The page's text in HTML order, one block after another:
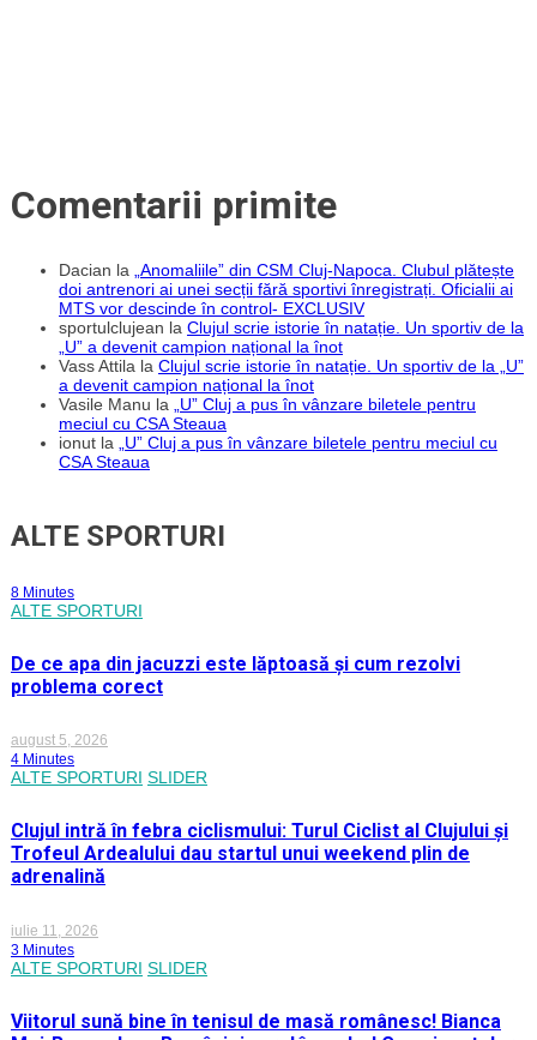
Comentarii primite
Dacian la
„Anomaliile” din CSM Cluj-Napoca. Clubul plătește
doi antrenori ai unei secții fără sportivi înregistrați. Oficialii ai
MTS vor descinde în control- EXCLUSIV
sportulclujean la Clujul scrie istorie în natație. Un sportiv de la
„U” a devenit campion național la înot
Vass Attila la Clujul scrie istorie în natație. Un sportiv de la „U”
a devenit campion național la înot
Vasile Manu la
„U” Cluj a pus în vânzare biletele pentru
meciul cu CSA Steaua
ionut la
„U” Cluj a pus în vânzare biletele pentru meciul cu
CSA Steaua
ALTE SPORTURI
8 Minutes
ALTE SPORTURI
De ce apa din jacuzzi este lăptoasă și cum rezolvi
problema corect
august 5, 2026
4 Minutes
ALTE SPORTURI SLIDER
Clujul intră în febra ciclismului: Turul Ciclist al Clujului și
Trofeul Ardealului dau startul unui weekend plin de
adrenalină
iulie 11, 2026
3 Minutes
ALTE SPORTURI SLIDER
Viitorul sună bine în tenisul de masă românesc! Bianca